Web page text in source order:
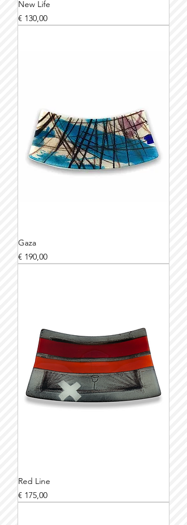
New Life
Prijs
€ 130,00
Gaza
Prijs
€ 190,00
Red Line
Prijs
€ 175,00